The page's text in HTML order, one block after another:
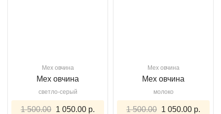
Мех овчина
Мех овчина
светло-серый
1 500.00 1 050.00 р.
Мех овчина
Мех овчина
молоко
1 500.00 1 050.00 р.